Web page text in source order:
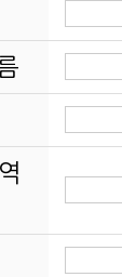
실전화번
수집방
수집 및
집한 개
공에 관
공, 물품